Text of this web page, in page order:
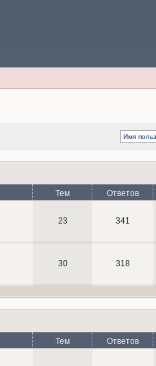
Тем Ответов
23 341
30 318
Тем Ответов